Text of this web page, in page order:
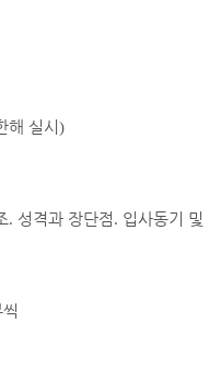
해 실시 )
. 성격과 장단점. 입사동기 및